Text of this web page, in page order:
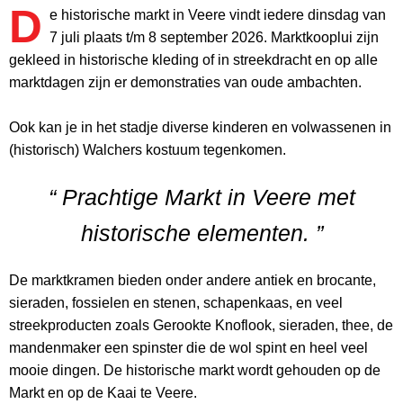
D e historische markt in Veere vindt iedere dinsdag van
7 juli plaats t/m 8 september 2026. Marktkooplui zijn
gekleed in historische kleding of in streekdracht en op alle
marktdagen zijn er demonstraties van oude ambachten.
Ook kan je in het stadje diverse kinderen en volwassenen in
(historisch) Walchers kostuum tegenkomen.
“ Prachtige Markt in Veere met
historische elementen. ”
De marktkramen bieden onder andere antiek en brocante,
sieraden, fossielen en stenen, schapenkaas, en veel
streekproducten zoals Gerookte Knoflook, sieraden, thee, de
mandenmaker een spinster die de wol spint en heel veel
mooie dingen. De historische markt wordt gehouden op de
Markt en op de Kaai te Veere.